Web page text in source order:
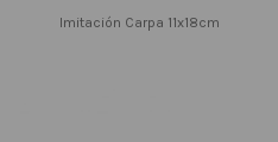
Imitación Carpa 11x18cm